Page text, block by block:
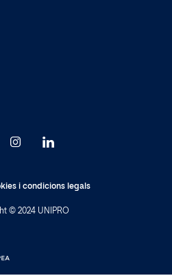
i condicions legals
© 2024 UNIPRO